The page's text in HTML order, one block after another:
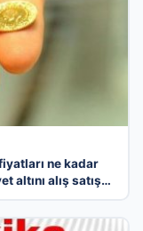
ne kadar
altını alış satış